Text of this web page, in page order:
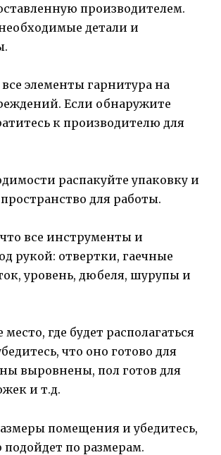
производителем.
детали и
элементы гарнитура на
Если обнаружите
к производителю для
распакуйте упаковку и
для работы.
что все инструменты и
рукой: отвертки, гаечные
уровень, дюбеля, шурупы и
место, где будет располагаться
что оно готово для
выровнены, пол готов для
и т.д.
помещения и убедитесь,
подойдет по размерам.